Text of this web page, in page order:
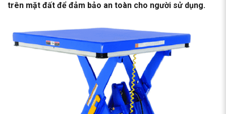
trên mặt đất để đảm bảo an toàn cho người sử dụng.